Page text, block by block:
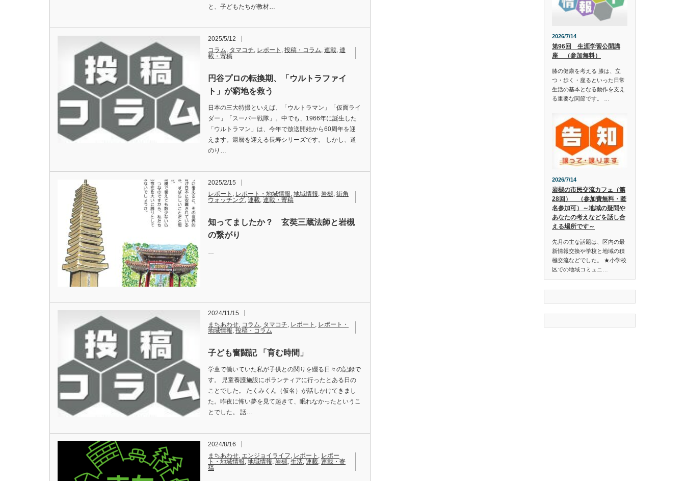
と、子どもたちが教材…
2025/5/12
コラム, タマコチ, レポート , 投稿・コラム, 連載, 連
載・寄稿
円谷プロの転換期、「ウルトラファイ
ト」が窮地を救う
日本の三大特撮といえば、「ウルトラマン」「仮面ライ
ダー」「スーパー戦隊」。​ 中でも、1966年に誕生した
「ウルトラマン」は、今年で放送開始から60周年を迎
えます。 ​還暦を迎える長寿シリーズです。 しかし、道
のり…
2025/2/15
レポート , レポート・地域情報, 地域情報, 岩槻, 街角
ウォッチング, 連載, 連載・寄稿
知ってましたか？ 玄奘三蔵法師と岩槻
の繋がり
…
2024/11/15
まちあわせ, コラム, タマコチ, レポート , レポート・
地域情報, 投稿・コラム
子ども奮闘記 「育む時間」
学童で働いていた私が子供との関りを綴る日々の記録で
す。 児童養護施設にボランティアに行ったとある日の
ことでした。 たくみくん（仮名）が話しかけてきまし
た。昨夜に怖い夢を見て起きて、眠れなかったというこ
とでした。 話…
2024/8/16
まちあわせ, エンジョイライフ, レポート , レポー
ト・地域情報, 地域情報, 岩槻, 生活, 連載, 連載・寄
稿
2026/7/14
第96回 生涯学習公開講
座 （参加無料）
膝の健康を考える 膝は、立
つ・歩く・座るといった日常
生活の基本となる動作を支え
る重要な関節です。 …
2026/7/14
岩槻の市民交流カフェ（第
28回） （参加費無料・匿
名参加可）～地域の疑問や
あなたの考えなどを話し合
える場所です～
先月の主な話題は、区内の最
新情報交換や学校と地域の積
極交流などでした。 ★小学校
区での地域コミュニ…